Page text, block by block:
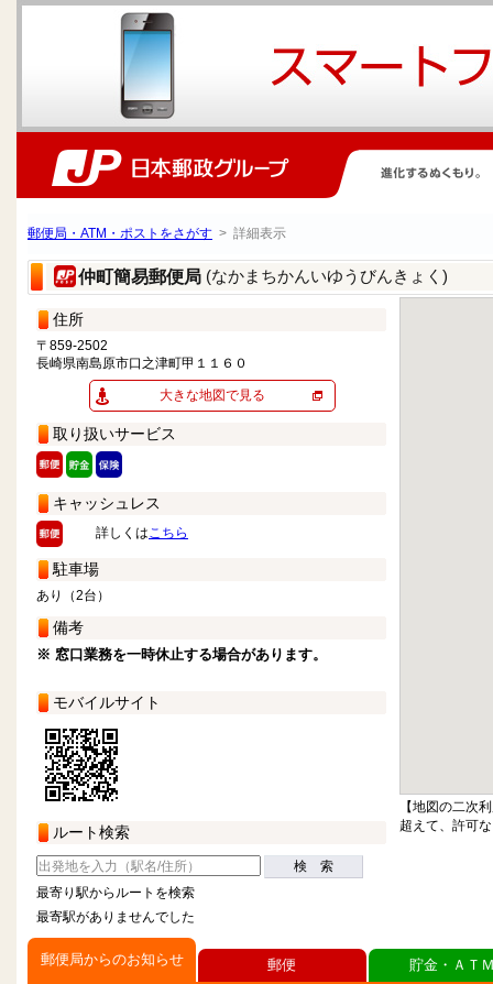
郵便局・ATM・ポストをさがす > 詳細表示
仲町簡易郵便局 (なかまちかんいゆうびんきょく)
住所
〒859-2502
長崎県南島原市口之津町甲１１６０
大きな地図で見る
取り扱いサービス
キャッシュレス
詳しくはこちら
駐車場
あり（2台）
備考
※ 窓口業務を一時休止する場合があります。
モバイルサイト
ルート検索
検 索
最寄り駅からルートを検索
最寄駅がありませんでした
【地図の二次
超えて、許可
郵便局からのお知らせ 郵便 貯金・ＡＴ